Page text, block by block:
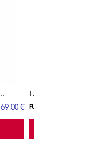
69,00 €
TUBULUS 100 - lot de
FUNCTIONALS